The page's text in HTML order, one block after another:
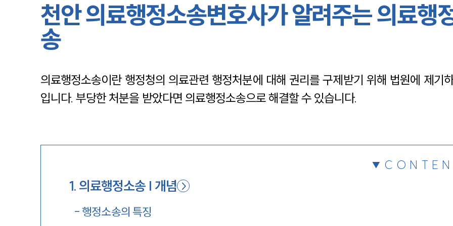
채용정보
천안 의료행정소송변호사가 알려주는 의료행
송
의료행정소송이란 행정청의 의료관련 행정처분에 대해 권리를 구제받기 위해 법원에 제기
입니다. 부당한 처분을 받았다면 의료행정소송으로 해결할 수 있습니다.
1. 의료행정소송 | 개념
-행정소송의 특징